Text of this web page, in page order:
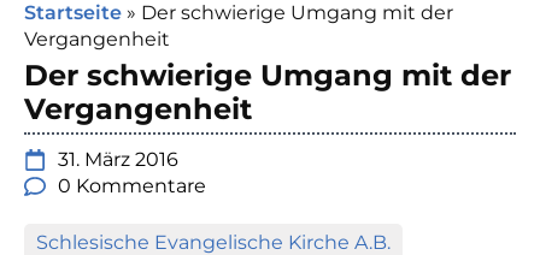
Startseite » Der schwierige Umgang mit der
Vergangenheit
Der schwierige Umgang mit der
Vergangenheit
31. März 2016
0 Kommentare
Schlesische Evangelische Kirche A.B.